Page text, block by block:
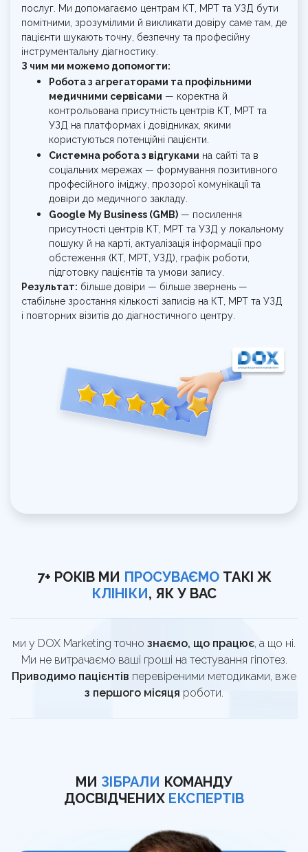
послуг. Ми допомагаємо центрам КТ, МРТ та УЗД бути
помітними, зрозумілими й викликати довіру саме там, де
пацієнти шукають точну, безпечну та професійну
інструментальну діагностику.
З чим ми можемо допомогти:
Робота з агрегаторами та профільними
медичними сервісами — коректна й
контрольована присутність центрів КТ, МРТ та
УЗД на платформах і довідниках, якими
користуються потенційні пацієнти.
Системна робота з відгуками на сайті та в
соціальних мережах — формування позитивного
професійного іміджу, прозорої комунікації та
довіри до медичного закладу.
Google My Business (GMB) — посилення
присутності центрів КТ, МРТ та УЗД у локальному
пошуку й на карті, актуалізація інформації про
обстеження (КТ, МРТ, УЗД), графік роботи,
підготовку пацієнтів та умови запису.
Результат: більше довіри — більше звернень —
стабільне зростання кількості записів на КТ, МРТ та УЗД
і повторних візитів до діагностичного центру.
7+ РОКІВ МИ ПРОСУВАЄМОТАКІ Ж
КЛІНІКИ, ЯК У ВАС
ми у DOX Marketing точно знаємо, що працює, а що ні.
Ми не витрачаємо ваші гроші на тестування гіпотез.
Приводимо пацієнтів перевіреними методиками, вже
з першого місяця роботи.
МИ ЗІБРАЛИ КОМАНДУ
ДОСВІДЧЕНИХ ЕКСПЕРТІВ